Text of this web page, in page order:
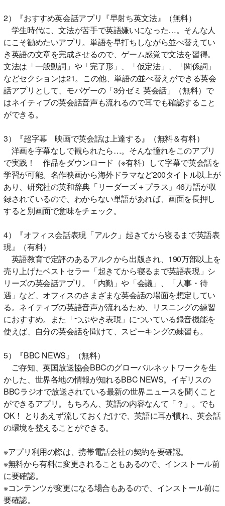
2）『おすすめ英会話アプリ『早射ち英文法』（無料）
学生時代に、文法が苦手で英語嫌いになった…。そんな人
にこそ勧めたいアプリ。単語を早打ちしながら並べ替えてい
き英語の文章を完成させるので、ゲーム感覚で文法を習得。
文法は「一般動詞」や「完了形」、「仮定法」、「関係詞」
などセクションは21。この他、単語の並べ替えができる英会
話アプリとして、モバゲーの「3分ゼミ 英会話」（無料）で
はネイティブの英会話音声も流れるので耳でも確認すること
ができる。
3）『超字幕 映画で英会話は上達する』（無料＆有料）
洋画を字幕なしで観られたら…。そんな憧れをこのアプリ
で実践！ 作品をダウンロード（※有料）して字幕で英会話を
学習が可能。名作映画から海外ドラマなど200タイトル以上が
あり、研究社の英和辞典「リーダーズ＋プラス」46万語が収
録されているので、わからない単語があれば、画面を長押し
すると別画面で意味をチェック。
4）『オフィス会話表現「アルク」起きてから寝るまで英語表
現』（有料）
英語教育で定評のあるアルクから出版され、190万部以上を
売り上げたベストセラー「起きてから寝るまで英語表現」シ
リーズの英会話アプリ。「内勤」や「会議」、「人事・待
遇」など、オフィスのさまざまな英会話の場面を想定してい
る。ネイティブの英語音声が流れるため、リスニングの練習
におすすめ。また「つぶやき表現」についている録音機能を
使えば、自分の英会話を聞けて、スピーキングの練習も。
5）『BBC NEWS』（無料）
ご存知、英国放送協会BBCのグローバルネットワークを生
かした、世界各地の情報が知れるBBC NEWS。イギリスの
BBCラジオで放送されている最新の世界ニュースを聞くこと
ができるアプリ。もちろん、英語の内容なんて「？」。でも
OK！ とりあえず流しておくだけで、英語に耳が慣れ、英会話
の環境を整えることができる。
※アプリ利用の際は、携帯電話会社の契約を要確認。
※無料から有料に変更されることもあるので、インストール前
に要確認。
※コンテンツが変更になる場合もあるので、インストール前に
要確認。